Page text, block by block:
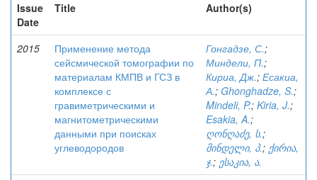
Issue
Date
Title Author(s)
2015
Применение метода
сейсмической томографии по
материалам КМПВ и ГСЗ в
комплексе с
гравиметрическими и
магнитометрическими
данными при поисках
углеводородов
Гонгадзе, С.;
Миндели, П.;
Кириа, Дж.; Есакиа,
А.; Ghonghadze, S.;
Mindeli, P.; Kiria, J.;
Esakia, A.;
ღონღაძე, ს.;
მინდელი, პ.; ქირია,
ჯ.; ესაკია, ა.